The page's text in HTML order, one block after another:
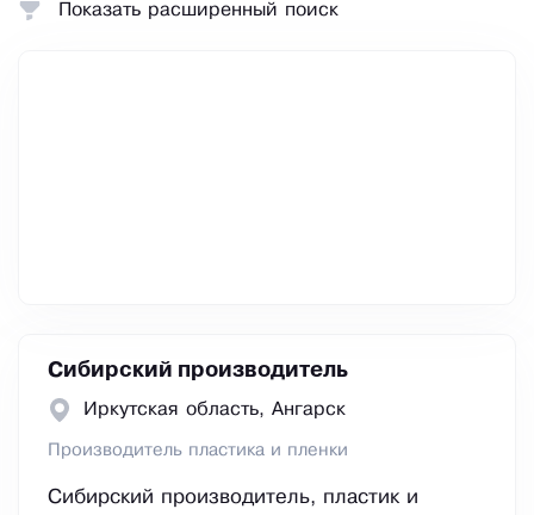
Сибирский производитель
Иркутская область, Ангарск
Производитель пластика и пленки
Сибирский производитель, пластик и
Показать расширенный поиск